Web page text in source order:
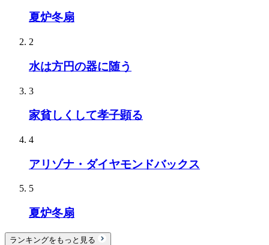
夏炉冬扇
2
水は方円の器に随う
3
家貧しくして孝子顕る
4
アリゾナ・ダイヤモンドバックス
5
夏炉冬扇
ランキングをもっと見る